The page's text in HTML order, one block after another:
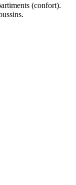
(confort).